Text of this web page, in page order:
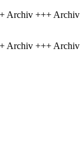
+++
+++